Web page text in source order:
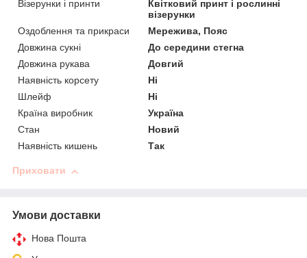
Візерунки і принти
Квітковий принт і рослинні
візерунки
Оздоблення та прикраси
Мережива, Пояс
Довжина сукні
До середини стегна
Довжина рукава
Довгий
Наявність корсету
Ні
Шлейф
Ні
Країна виробник
Україна
Стан
Новий
Наявність кишень
Так
Приховати
Умови доставки
Нова Пошта